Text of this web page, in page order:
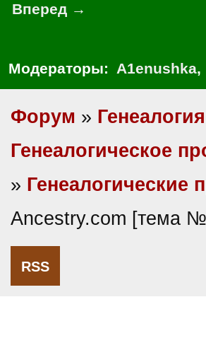
Вперед →
Модераторы: A1enushka,
Форум »
Генеалогическое
» Генеалогические
Ancestry.com [тема
RSS